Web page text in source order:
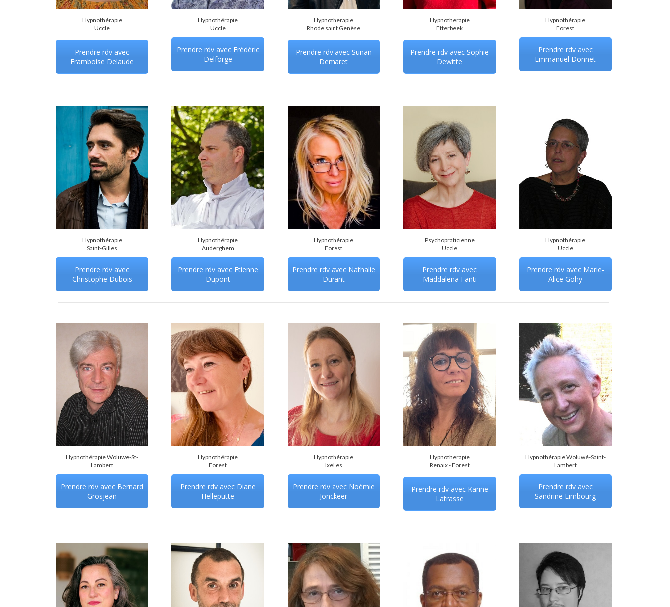
Hypnothérapie
Uccle
Prendre rdv avec
Framboise Delaude
Hypnothérapie
Uccle
Prendre rdv avec Frédéric
Delforge
Hypnotherapie
Rhode saint Genèse
Prendre rdv avec Sunan
Demaret
Hypnotherapie
Etterbeek
Prendre rdv avec Sophie
Dewitte
Hypnothérapie
Forest
Prendre rdv avec
Emmanuel Donnet
Hypnothérapie
Saint-Gilles
Prendre rdv avec
Christophe Dubois
Hypnothérapie
Auderghem
Prendre rdv avec Etienne
Dupont
Hypnothérapie
Forest
Prendre rdv avec Nathalie
Durant
Psychopraticienne
Uccle
Prendre rdv avec
Maddalena Fanti
Hypnothérapie
Uccle
Prendre rdv avec Marie-
Alice Gohy
Hypnothérapie Woluwe-St-
Lambert
Prendre rdv avec Bernard
Grosjean
Hypnothérapie
Forest
Prendre rdv avec Diane
Helleputte
Hypnothérapie
Ixelles
Prendre rdv avec Noémie
Jonckeer
Hypnotherapie
Renaix - Forest
Prendre rdv avec Karine
Latrasse
Hypnothérapie Woluwé-Saint-
Lambert
Prendre rdv avec
Sandrine Limbourg